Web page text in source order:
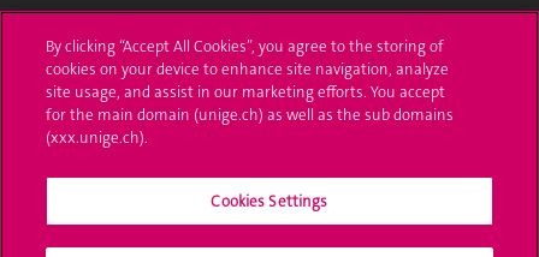
UNIGE Mobile
Médias
Offres d'emploi
Bibliothèque
By clicking “Accept All Cookies”, you agree to the storing of
cookies on your device to enhance site navigation, analyze
site usage, and assist in our marketing efforts. You accept
for the main domain (unige.ch) as well as the sub domains
(xxx.unige.ch).
Cookies Settings